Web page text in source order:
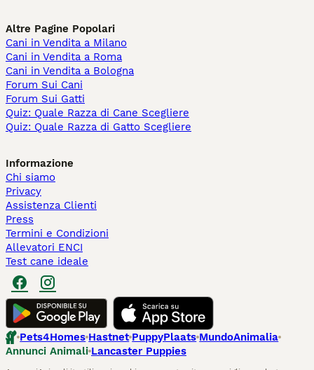
Altre Pagine Popolari
Cani in Vendita a Milano
Cani in Vendita a Roma
Cani in Vendita a Bologna
Forum Sui Cani
Forum Sui Gatti
Quiz: Quale Razza di Cane Scegliere
Quiz: Quale Razza di Gatto Scegliere
Informazione
Chi siamo
Privacy
Assistenza Clienti
Press
Termini e Condizioni
Allevatori ENCI
Test cane ideale
Pets4Homes Hastnet PuppyPlaats MundoAnimalia
Annunci Animali Lancaster Puppies